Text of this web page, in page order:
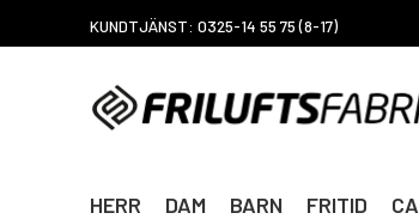
KUNDTJÄNST: 0325-14 55 75 (8-17)
HERR DAM BARN FRITID